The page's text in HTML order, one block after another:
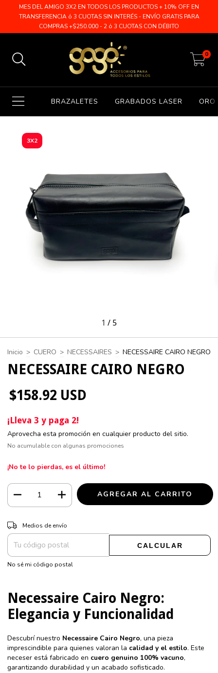
MES DEL AMIGO 3X2 EN TODOS LOS PRODUCTOS + 10% OFF EN
TRANSFERENCIA ó 3 CUOTAS SIN INTERÉS - ENVÍO GRATIS PARA
COMPRAS +$250.000 - 2 ó 3 CUOTAS CON DÉBITO
0
BRAZALETES GRABADOS LASER ORO
3X2
1 / 5
Inicio > CUERO > NECESSAIRES > NECESSAIRE CAIRO NEGRO
NECESSAIRE CAIRO NEGRO
$158.92 USD
¡Lleva 3 y paga 2!
Aprovecha esta promoción en cualquier producto del sitio.
No acumulable con algunas promociones
¡No te lo pierdas, es el último!
Entregas para el CP:
Medios de envío
CALCULAR
No sé mi código postal
Necessaire Cairo Negro:
Elegancia y Funcionalidad
Descubrí nuestro Necessaire Cairo Negro, una pieza
imprescindible para quienes valoran la calidad y el estilo. Este
neceser está fabricado en cuero genuino 100% vacuno,
garantizando durabilidad y un acabado sofisticado.